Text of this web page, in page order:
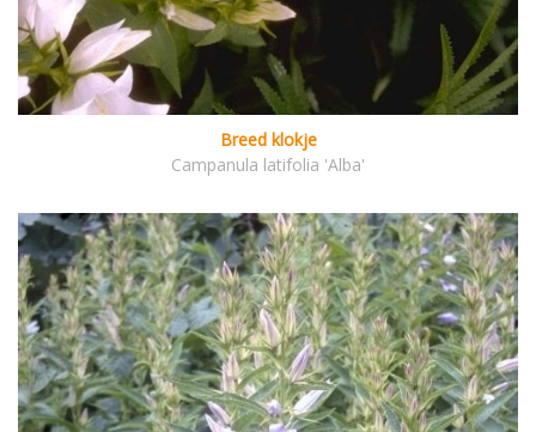
Breed klokje
Campanula latifolia 'Alba'